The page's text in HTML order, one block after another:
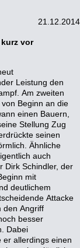
21.12.2014
vor